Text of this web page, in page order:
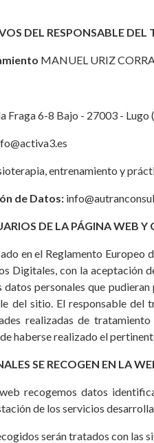
DEL RESPONSABLE DEL
MANUEL URIZ
Fraga 6-8 Bajo - 27003 - Lugo
entrenamiento y
de Datos:
DE LA PÁGINA WEB
en el Reglamento
Digitales, con la aceptación
datos personales que
del sitio. El responsable
realizadas de
haberse realizado el
SE RECOGEN EN LA
recogemos datos
de los servicios
serán tratados con las